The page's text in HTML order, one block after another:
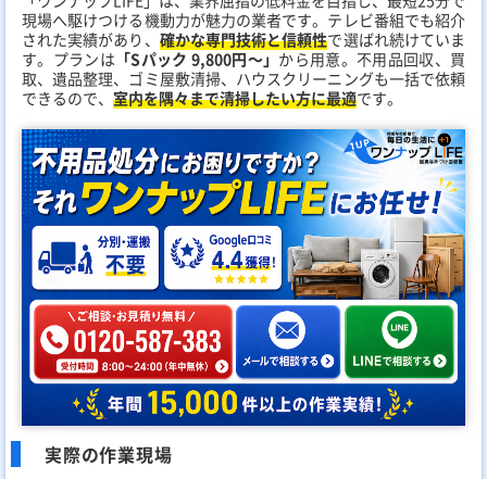
現場へ駆けつける機動力が魅力の業者です。テレビ番組でも紹介
された実績があり、 確かな専門技術と信頼性で選ばれ続けていま
す。プランは 「Sパック 9,800円～」 から用意。不用品回収、買
取、遺品整理、ゴミ屋敷清掃、ハウスクリーニングも一括で依頼
できるので、 室内を隅々まで清掃したい方に最適です。
実際の作業現場